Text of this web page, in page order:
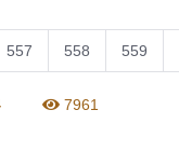
557 558 559
7961